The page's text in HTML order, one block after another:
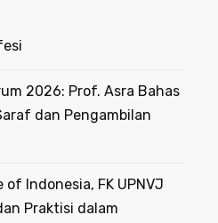
2026: Prof. Asra Bahas
dan Pengambilan
Indonesia, FK UPNVJ
Praktisi dalam